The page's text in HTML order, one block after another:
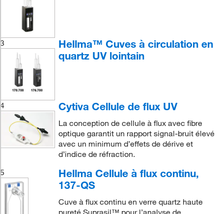
3
Hellma™ Cuves à circulation en
quartz UV lointain
4 Cytiva Cellule de flux UV
La conception de cellule à flux avec fibre
optique garantit un rapport signal-bruit élevé
avec un minimum d’effets de dérive et
d’indice de réfraction.
5
Hellma Cellule à flux continu,
137-QS
Cuve à flux continu en verre quartz haute
pureté Suprasil™ pour l’analyse de